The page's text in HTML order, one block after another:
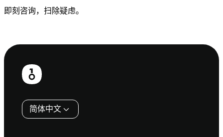
即刻咨询，扫除疑虑。
页
简体中文